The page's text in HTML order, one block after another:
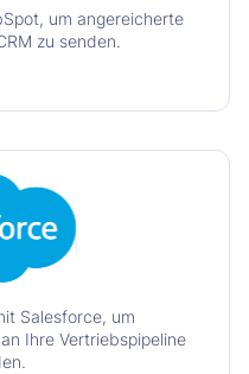
um angereicherte
zu senden.
Salesforce, um
Ihre Vertriebspipeline